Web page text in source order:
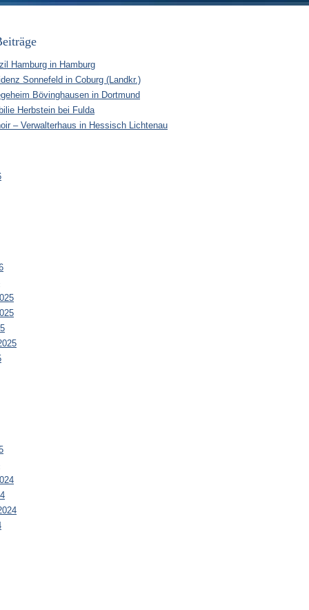
Hamburg in Hamburg
Sonnefeld in Coburg (Landkr.)
Bövinghausen in Dortmund
Herbstein bei Fulda
– Verwalterhaus in Hessisch Lichtenau